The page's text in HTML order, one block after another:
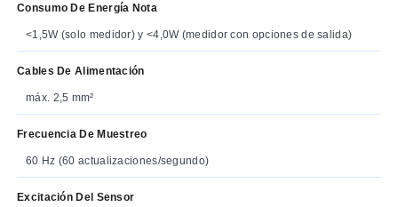
Consumo De Energía Nota
<1,5W (solo medidor) y <4,0W (medidor con opciones de salida)
Cables De Alimentación
máx. 2,5 mm²
Frecuencia De Muestreo
60 Hz (60 actualizaciones/segundo)
Excitación Del Sensor